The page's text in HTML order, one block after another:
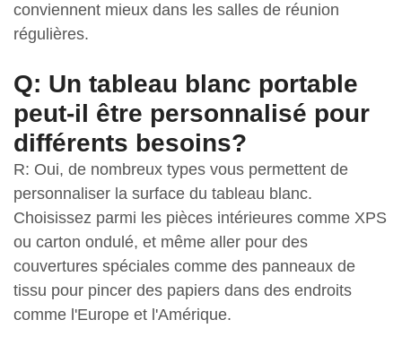
conviennent mieux dans les salles de réunion
régulières.
Q: Un tableau blanc portable
peut-il être personnalisé pour
différents besoins?
R: Oui, de nombreux types vous permettent de
personnaliser la surface du tableau blanc.
Choisissez parmi les pièces intérieures comme XPS
ou carton ondulé, et même aller pour des
couvertures spéciales comme des panneaux de
tissu pour pincer des papiers dans des endroits
comme l'Europe et l'Amérique.